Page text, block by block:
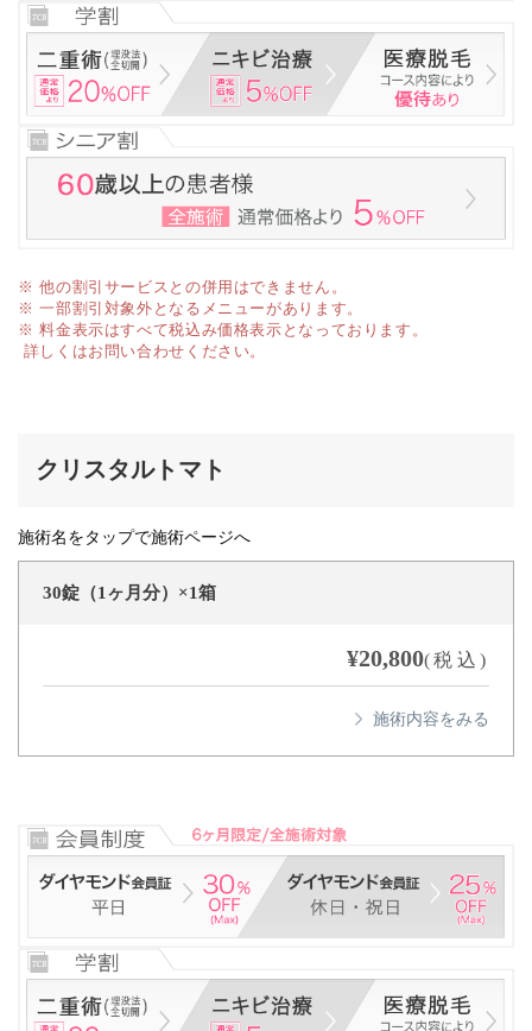
※ 他の割引サービスとの併用はできません。
※ 一部割引対象外となるメニューがあります。
※ 料金表示はすべて税込み価格表示となっております。
詳しくはお問い合わせください。
クリスタルトマト
施術名をタップで施術ページへ
30錠（1ヶ月分）×1箱
¥20,800(税込)